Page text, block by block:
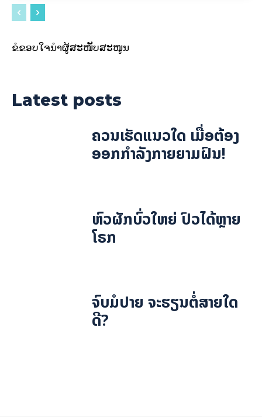
ຂໍຂອບໃຈນຳຜູ້ສະໜັບສະໜູນ
Latest posts
ຄວນເຮັດແນວໃດ ເມື່ອຕ້ອງ
ອອກກຳລັງກາຍຍາມຝົນ!
ຫົວຜັກບົ່ວໃຫຍ່ ປົວໄດ້ຫຼາຍ
ໂຣກ
ຈົບມໍປາຍ ຈະຮຽນຕໍ່ສາຍໃດ
ດີ?